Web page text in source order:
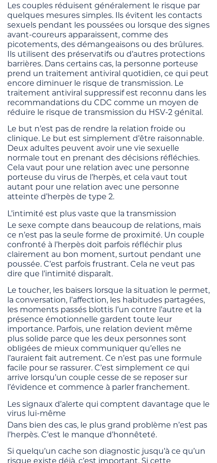
Les couples réduisent généralement le risque par
quelques mesures simples. Ils évitent les contacts
sexuels pendant les poussées ou lorsque des signes
avant-coureurs apparaissent, comme des
picotements, des démangeaisons ou des brûlures.
Ils utilisent des préservatifs ou d’autres protections
barrières. Dans certains cas, la personne porteuse
prend un traitement antiviral quotidien, ce qui peut
encore diminuer le risque de transmission. Le
traitement antiviral suppressif est reconnu dans les
recommandations du CDC comme un moyen de
réduire le risque de transmission du HSV-2 génital.
Le but n’est pas de rendre la relation froide ou
clinique. Le but est simplement d’être raisonnable.
Deux adultes peuvent avoir une vie sexuelle
normale tout en prenant des décisions réfléchies.
Cela vaut pour une relation avec une personne
porteuse du virus de l’herpès, et cela vaut tout
autant pour une relation avec une personne
atteinte d’herpès de type 2.
L’intimité est plus vaste que la transmission
Le sexe compte dans beaucoup de relations, mais
ce n’est pas la seule forme de proximité. Un couple
confronté à l’herpès doit parfois réfléchir plus
clairement au bon moment, surtout pendant une
poussée. C’est parfois frustrant. Cela ne veut pas
dire que l’intimité disparaît.
Le toucher, les baisers lorsque la situation le permet,
la conversation, l’affection, les habitudes partagées,
les moments passés blottis l’un contre l’autre et la
présence émotionnelle gardent toute leur
importance. Parfois, une relation devient même
plus solide parce que les deux personnes sont
obligées de mieux communiquer qu’elles ne
l’auraient fait autrement. Ce n’est pas une formule
facile pour se rassurer. C’est simplement ce qui
arrive lorsqu’un couple cesse de se reposer sur
l’évidence et commence à parler franchement.
Les signaux d’alerte qui comptent davantage que le
virus lui-même
Dans bien des cas, le plus grand problème n’est pas
l’herpès. C’est le manque d’honnêteté.
Si quelqu’un cache son diagnostic jusqu’à ce qu’un
risque existe déjà, c’est important. Si cette